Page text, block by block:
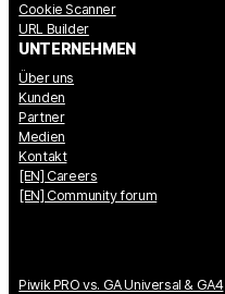
Cookie Scanner
URL Builder
UNTERNEHMEN
Über uns
Kunden
Partner
Medien
Kontakt
[EN] Careers
[EN] Community forum
Piwik PRO vs. GA Universal & GA4